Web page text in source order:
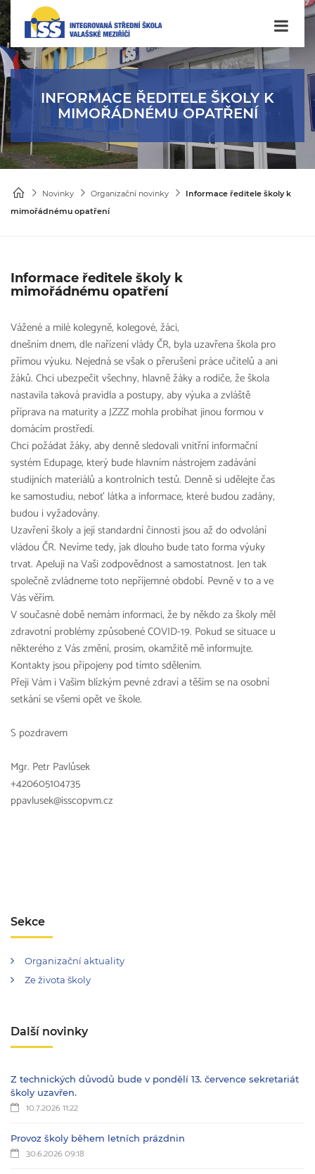
INFORMACE ŘEDITELE ŠKOLY K
MIMOŘÁDNÉMU OPATŘENÍ
Novinky Organizační novinky
Informace ředitele školy k
mimořádnému opatření
Informace ředitele školy k
mimořádnému opatření
Vážené a milé kolegyně, kolegové, žáci,
dnešním dnem, dle nařízení vlády ČR, byla uzavřena škola pro
přímou výuku. Nejedná se však o přerušení práce učitelů a ani
žáků. Chci ubezpečit všechny, hlavně žáky a rodiče, že škola
nastavila taková pravidla a postupy, aby výuka a zvláště
příprava na maturity a JZZZ mohla probíhat jinou formou v
domácím prostředí.
Chci požádat žáky, aby denně sledovali vnitřní informační
systém Edupage, který bude hlavním nástrojem zadávání
studijních materiálů a kontrolních testů. Denně si udělejte čas
ke samostudiu, neboť látka a informace, které budou zadány,
budou i vyžadovány.
Uzavření školy a její standardní činnosti jsou až do odvolání
vládou ČR. Nevíme tedy, jak dlouho bude tato forma výuky
trvat. Apeluji na Vaši zodpovědnost a samostatnost. Jen tak
společně zvládneme toto nepříjemné období. Pevně v to a ve
Vás věřím.
V současné době nemám informaci, že by někdo za školy měl
zdravotní problémy způsobené COVID-19. Pokud se situace u
některého z Vás změní, prosím, okamžitě mě informujte.
Kontakty jsou připojeny pod tímto sdělením.
Přeji Vám i Vašim blízkým pevné zdraví a těším se na osobní
setkání se všemi opět ve škole.
S pozdravem
Mgr. Petr Pavlůsek
+420605104735
ppavlusek@isscopvm.cz
Sekce
Organizační aktuality
Ze života školy
Další novinky
Z technických důvodů bude v pondělí 13. července sekretariát
školy uzavřen.
10.7.2026 11:22
Provoz školy během letních prázdnin
30.6.2026 09:18